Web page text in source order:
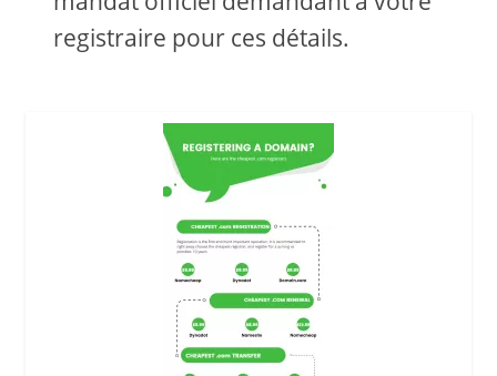
registraire pour ces détails.